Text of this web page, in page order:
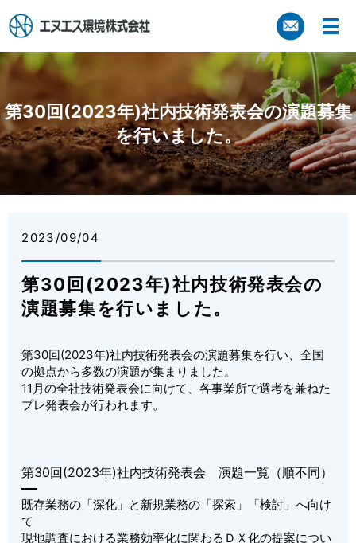
第30回(2023年)社内技術発表会の演題募集
を行いました。
2023/09/04
第30回(2023年)社内技術発表会の
演題募集を行いました。
第30回(2023年)社内技術発表会の演題募集を行い、全国
の拠点から多数の演題が集まりました。
11月の全社技術発表会に向けて、各事業所で選考を兼ねた
プレ発表会が行われます。
第30回(2023年)社内技術発表会 演題一覧（順不同）
既存業務の「深化」と新規業務の「探索」「検討」へ向け
て
現地調査における業務効率化に関わるＤＸ化の提案につい